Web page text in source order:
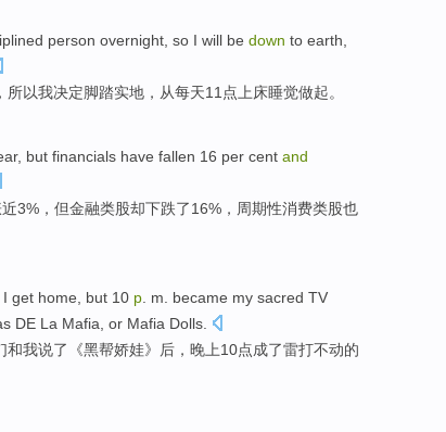
person overnight so I will be down to earth
， 所以我决定脚踏实地 ，从每天11点 上床睡觉做起。
, but financials have fallen 16 per cent and
近3%， 但金融类股却下跌了16%， 周期性消费类股也
get home, but 10 p. m. became my sacred TV
DE La Mafia, or Mafia Dolls.
和我说了《黑帮娇娃》后，晚上10点成了雷打不动的